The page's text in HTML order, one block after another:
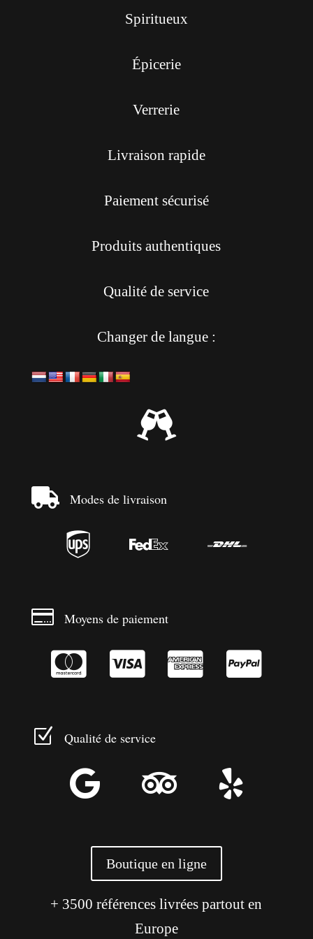
Spiritueux
Épicerie
Verrerie
Livraison rapide
Paiement sécurisé
Produits authentiques
Qualité de service
Changer de langue :

 Modes de livraison
  
 Moyens de paiement
   
Z Qualité de service
  
Boutique en ligne
+ 3500 références livrées partout en
Europe